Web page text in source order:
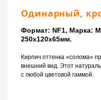
Одинарный,
Формат: NF1, Марка:
250x120x65мм.
Кирпич оттенка «солома»
внешний вид. Этот
с любой цветовой гаммой.